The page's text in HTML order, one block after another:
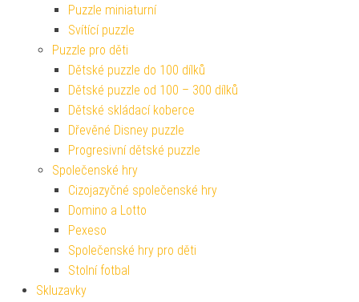
Puzzle miniaturní
Svítící puzzle
Puzzle pro děti
Dětské puzzle do 100 dílků
Dětské puzzle od 100 – 300 dílků
Dětské skládací koberce
Dřevěné Disney puzzle
Progresivní dětské puzzle
Společenské hry
Cizojazyčné společenské hry
Domino a Lotto
Pexeso
Společenské hry pro děti
Stolní fotbal
Skluzavky